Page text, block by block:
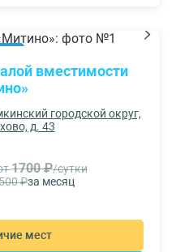
вместимости
городской округ,
д. 43
1700 ₽/сутки
₽за месяц
мест